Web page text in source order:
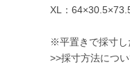
XL：
※平置きで採寸し
>>採寸方法につい